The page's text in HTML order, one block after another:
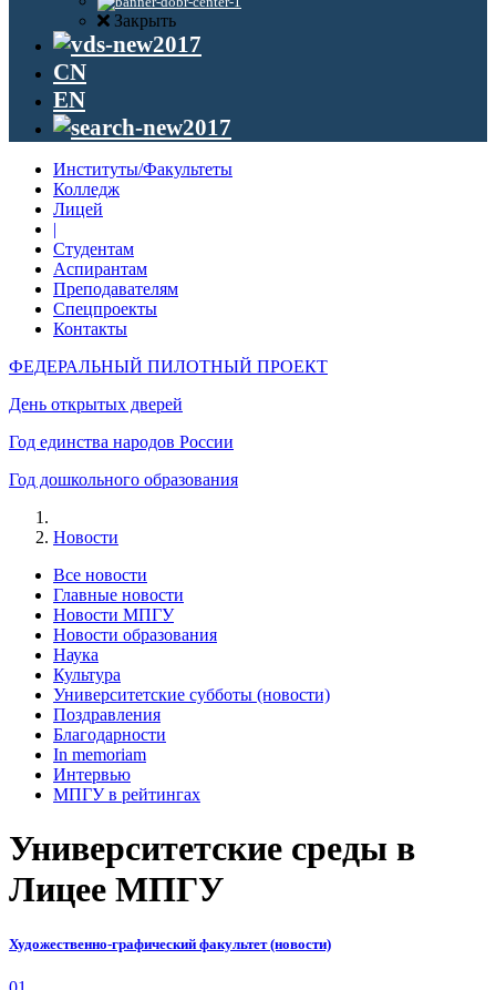
Закрыть
CN
EN
Институты/Факультеты
Колледж
Лицей
|
Студентам
Аспирантам
Преподавателям
Спецпроекты
Контакты
ФЕДЕРАЛЬНЫЙ ПИЛОТНЫЙ ПРОЕКТ
День открытых дверей
Год единства народов России
Год дошкольного образования
Новости
Все новости
Главные новости
Новости МПГУ
Новости образования
Наука
Культура
Университетские субботы (новости)
Поздравления
Благодарности
In memoriam
Интервью
МПГУ в рейтингах
Университетские среды в
Лицее МПГУ
Художественно-графический факультет (новости)